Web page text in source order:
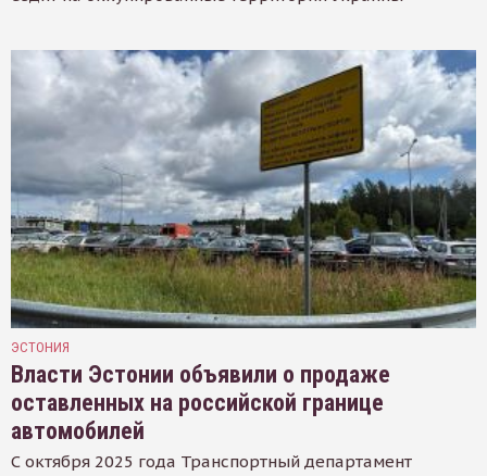
ЭСТОНИЯ
Власти Эстонии объявили о продаже
оставленных на российской границе
автомобилей
С октября 2025 года Транспортный департамент